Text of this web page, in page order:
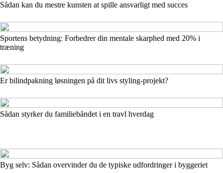
Sådan kan du mestre kunsten at spille ansvarligt med succes
Sportens betydning: Forbedrer din mentale skarphed med 20% i
træning
Er bilindpakning løsningen på dit livs styling-projekt?
Sådan styrker du familiebåndet i en travl hverdag
Byg selv: Sådan overvinder du de typiske udfordringer i byggeriet